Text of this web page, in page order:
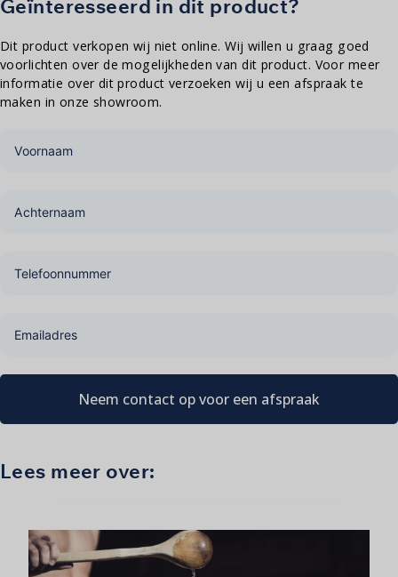
Geïnteresseerd in dit product?
Dit product verkopen wij niet online. Wij willen u graag goed
voorlichten over de mogelijkheden van dit product. Voor meer
informatie over dit product verzoeken wij u een afspraak te
maken in onze showroom.
Neem contact op voor een afspraak
Lees meer over: